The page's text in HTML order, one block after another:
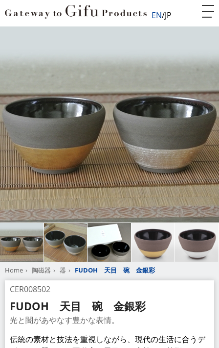
EN JP
Home 陶磁器 器 FUDOH 天目 碗 金銀彩
CER008502
FUDOH 天目 碗 金銀彩
光と闇があやなす豊かな表情。
伝統の素材と技法を重視しながら、現代の生活に合うデ